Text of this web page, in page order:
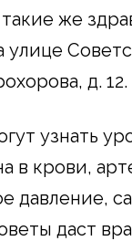
же
д. 12.
узнать
в крови,
давление,
даст